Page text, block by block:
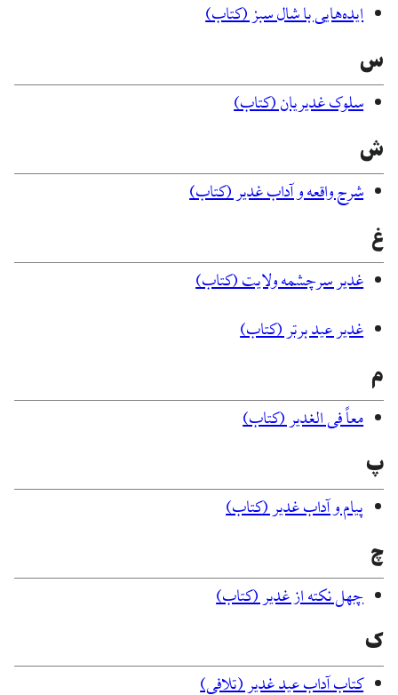
ایده‌هایی با شال سبز (کتاب)
س
سلوک غدیریان (کتاب)
ش
شرح واقعه و آداب غدیر (کتاب)
غ
غدیر سرچشمه ولایت (کتاب)
غدیر عید برتر (کتاب)
م
معاً فی الغدیر (کتاب)
پ
پیام و آداب غدیر (کتاب)
چ
چهل نکته از غدیر (کتاب)
ک
کتاب آداب عید غدیر (تلافی)